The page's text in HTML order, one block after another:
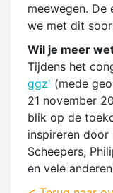
meewegen. De
we met dit
Wil je meer
Tijdens het
ggz' (mede
21 november
blik op de
inspireren
Scheepers,
en vele